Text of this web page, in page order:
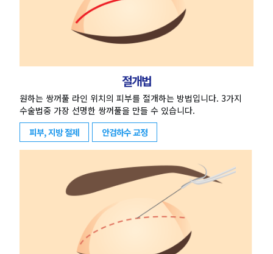
절개법
원하는 쌍꺼풀 라인 위치의 피부를 절개하는 방법입니다. 3가지
수술법중 가장 선명한 쌍꺼풀을 만들 수 있습니다.
피부, 지방 절제
안검하수 교정